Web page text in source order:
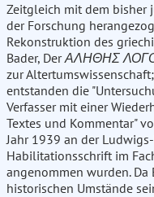
Zeitgleich mit dem bisher
der Forschung
Rekonstruktion des
Bader, DerΑΛΗΘΗΣ
zur
entstanden die
Verfasser mit einer
Textes und Kommentar"
Jahr 1939 an der
Habilitationsschrift im
angenommen wurden.
historischen Umstände